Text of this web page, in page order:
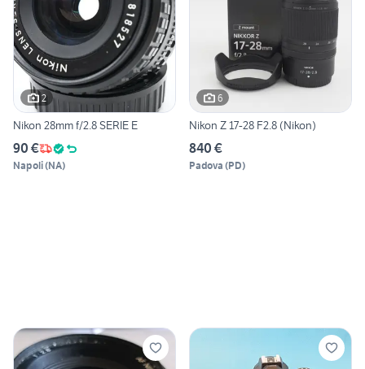
2
Nikon 28mm f/2.8 SERIE E
90 €
Napoli(NA)
6
Nikon Z 17-28 F2.8 (Nikon)
840 €
Padova (PD)